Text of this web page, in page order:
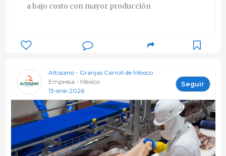
a bajo costo con mayor producción
Altosano - Granjas Carroll de México
Empresa - México
13-ene-2026
Seguir